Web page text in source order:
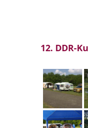
12. DDR-